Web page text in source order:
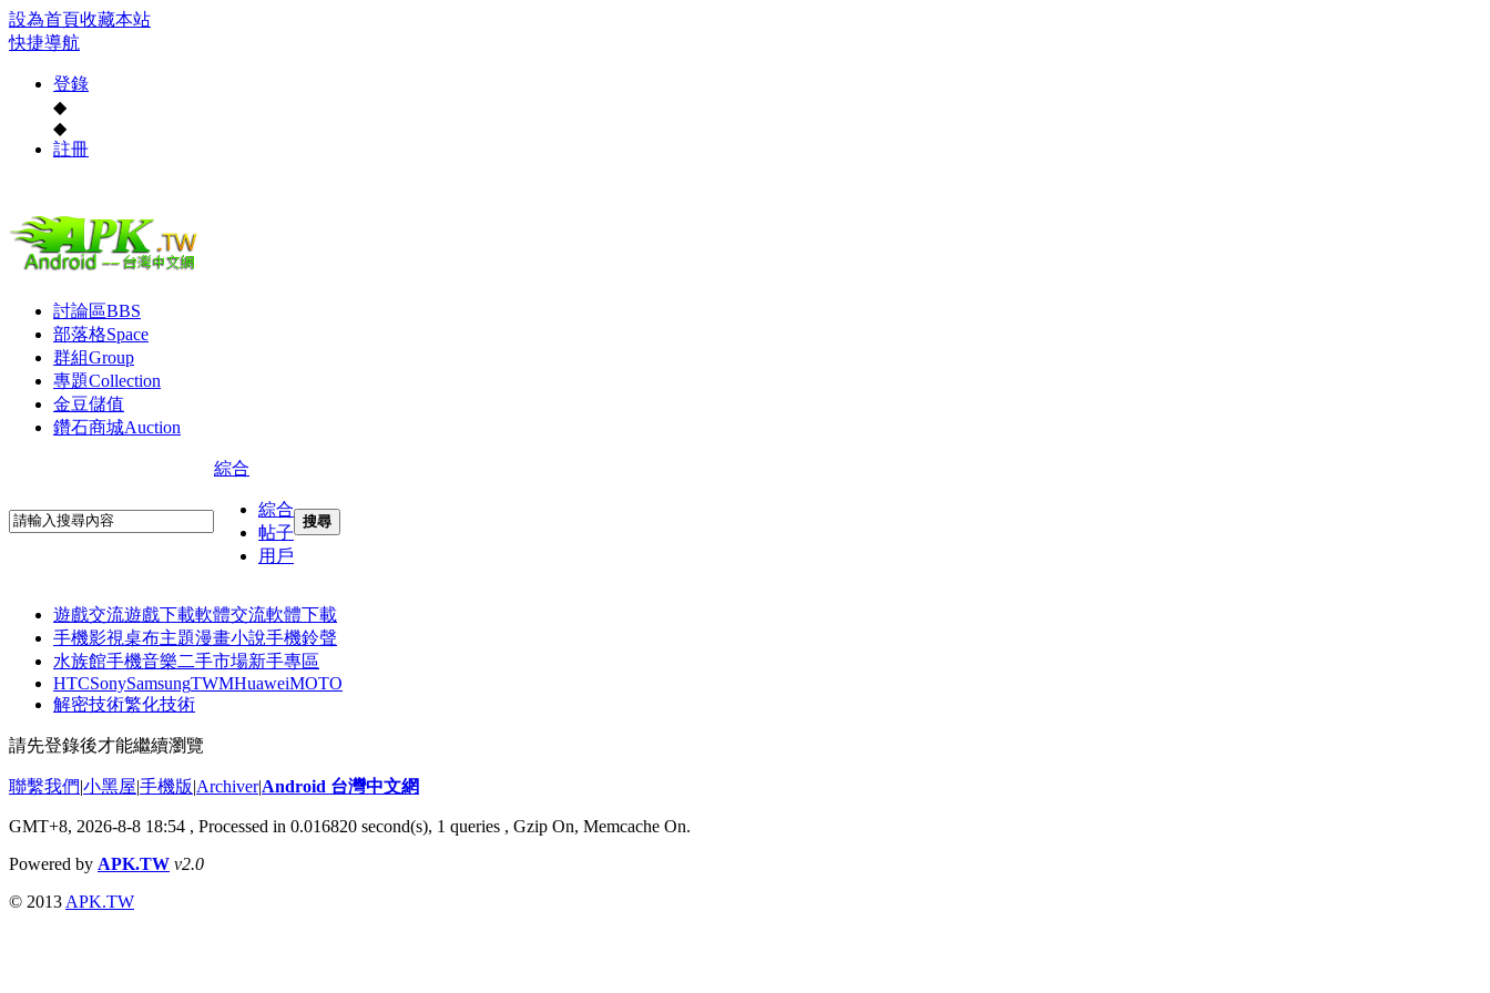
設為首頁收藏本站
快捷導航
登錄
◆
◆
註冊
討論區BBS
部落格Space
群組Group
專題Collection
金豆儲值
鑽石商城Auction
綜合
綜合
帖子
用戶
搜尋
遊戲交流遊戲下載軟體交流軟體下載
手機影視桌布主題漫畫小說手機鈴聲
水族館手機音樂二手市場新手專區
HTCSonySamsungTWMHuaweiMOTO
解密技術繁化技術
請先登錄後才能繼續瀏覽
聯繫我們|小黑屋|手機版|Archiver|Android 台灣中文網
GMT+8, 2026-8-8 18:54 , Processed in 0.016820 second(s), 1 queries , Gzip On, Memcache On.
Powered by APK.TW v2.0
© 2013 APK.TW